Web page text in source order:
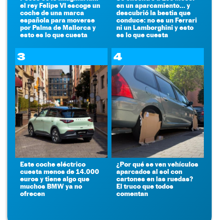
el rey Felipe VI escoge un
coche de una marca
española para moverse
por Palma de Mallorca y
esto es lo que cuesta
en un aparcamiento... y
descubrió la bestia que
conduce: no es un Ferrari
ni un Lamborghini y esto
es lo que cuesta
3
Este coche eléctrico
cuesta menos de 14.000
euros y tiene algo que
muchos BMW ya no
ofrecen
4
¿Por qué se ven vehículos
aparcados al sol con
cartones en las ruedas?
El truco que todos
comentan